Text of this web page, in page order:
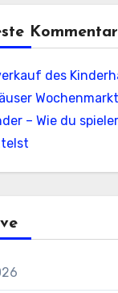
des
Wochenmarkt
– Wie du